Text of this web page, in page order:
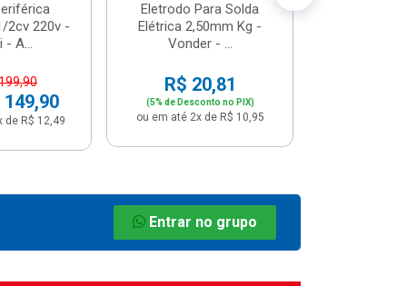
2cv 220v -
- A...
149,90
de R$ 12,49
Eletrodo Para Solda
Elétrica 2,50mm Kg -
Vonder - ...
R$ 20,81
(5% de Desconto no PIX)
ou em até 2x de R$ 10,95
Entrar no grupo